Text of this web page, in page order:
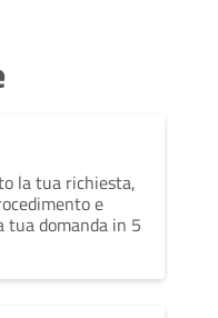
la tua richiesta,
e
tua domanda in 5